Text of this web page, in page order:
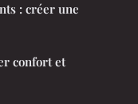
: créer une
confort et